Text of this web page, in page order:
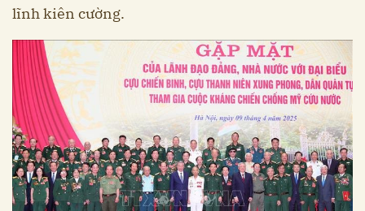
lĩnh kiên cường.